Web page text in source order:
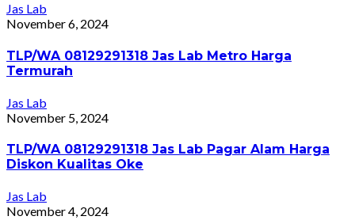
Jas Lab
November 6, 2024
TLP/WA 08129291318 Jas Lab Metro Harga
Termurah
Jas Lab
November 5, 2024
TLP/WA 08129291318 Jas Lab Pagar Alam Harga
Diskon Kualitas Oke
Jas Lab
November 4, 2024